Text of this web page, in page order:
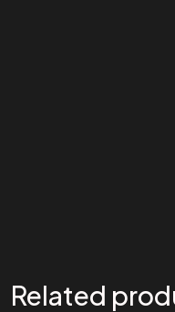
Related